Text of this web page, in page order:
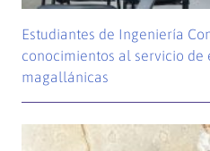
Estudiantes de Ingeniería
conocimientos al servicio de
magallánicas